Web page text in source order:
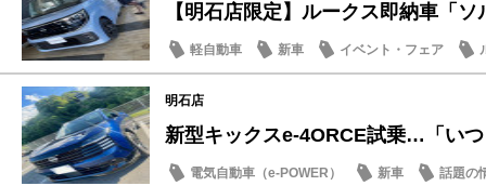
【明石店限定】ルークス即納車「
軽自動車 新車 イベント・フェア
明石店
新型キックスe-4ORCE試乗…「い
電気自動車（e-POWER） 新車 話題の